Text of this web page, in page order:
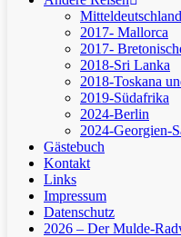
Mitteldeutschland
2017- Mallorca
2017-
2018-Sri Lanka
2018-Toskana
2019-Südafrika
2024-Berlin
2024-Georgien-
Gästebuch
Kontakt
Links
Impressum
Datenschutz
2026 – Der Mulde-